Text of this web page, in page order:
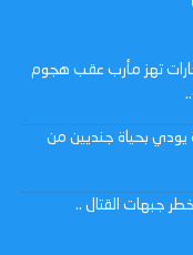
تهز مأرب عقب هجوم
بحياة جنديين من
جبهات القتال ..